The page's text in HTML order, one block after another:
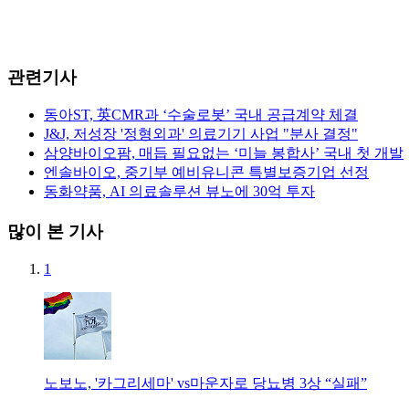
관련기사
동아ST, 英CMR과 ‘수술로봇’ 국내 공급계약 체결
J&J, 저성장 '정형외과' 의료기기 사업 "분사 결정"
삼양바이오팜, 매듭 필요없는 ‘미늘 봉합사’ 국내 첫 개발
엔솔바이오, 중기부 예비유니콘 특별보증기업 선정
동화약품, AI 의료솔루션 뷰노에 30억 투자
많이 본 기사
1
노보노, '카그리세마' vs마운자로 당뇨병 3상 “실패”